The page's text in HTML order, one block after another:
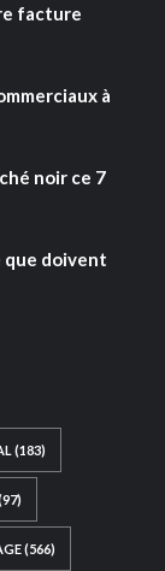
facture
à
noir ce 7
que doivent
(183)
(566)